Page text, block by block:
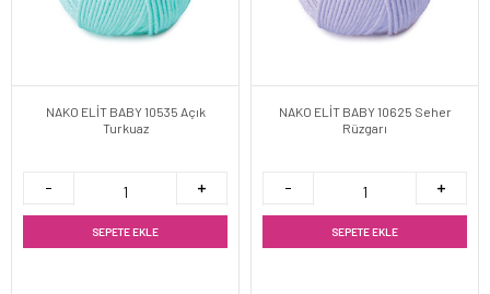
NAKO ELİT BABY 10535 Açık
Turkuaz
SEPETE EKLE
NAKO ELİT BABY 10625 Seher
Rüzgarı
SEPETE EKLE